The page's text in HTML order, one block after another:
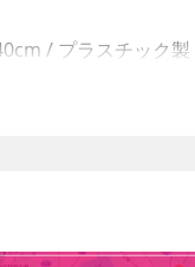
/ プラスチック製